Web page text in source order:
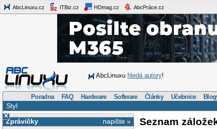
AbcLinuxu.cz ITBiz.cz HDmag.cz AbcPráce.cz
AbcLinuxu hledá autory!
Poradna FAQ Hardware Software Články Učebnice
Styl
×
napište »
Zprávičky
Seznam